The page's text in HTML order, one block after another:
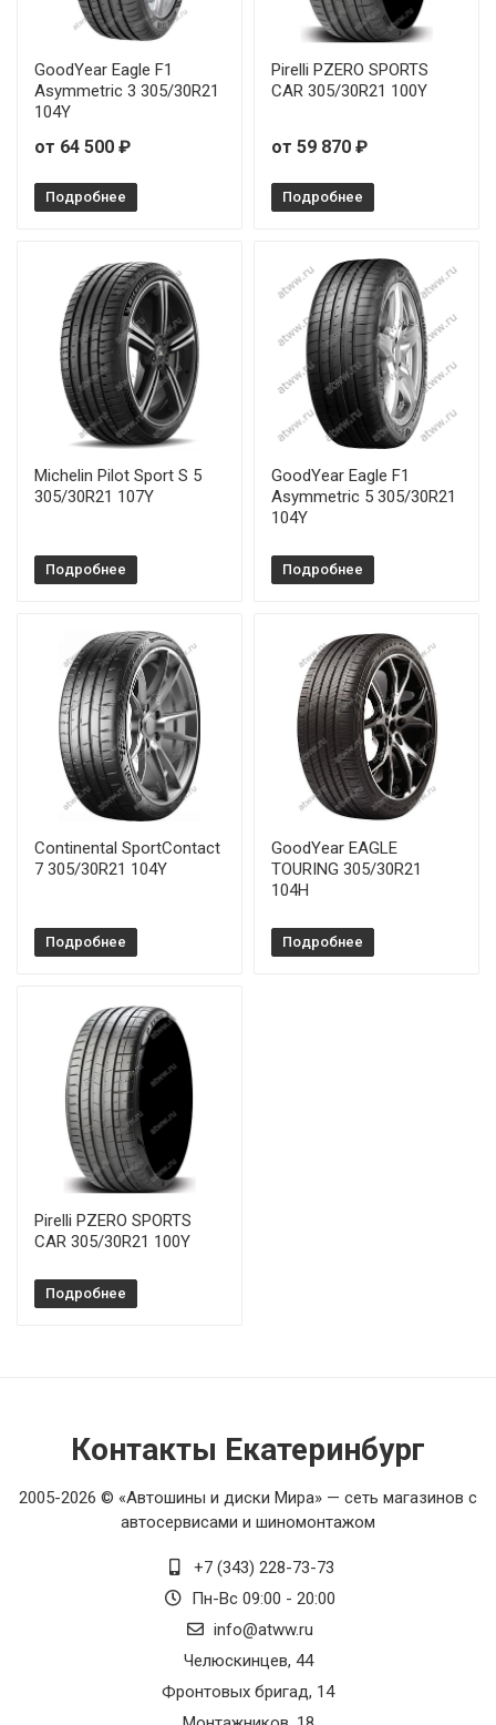
GoodYear Eagle F1
Asymmetric 3 305/30R21
104Y
от 64 500 ₽
Подробнее
Pirelli PZERO SPORTS
CAR 305/30R21 100Y
от 59 870 ₽
Подробнее
Michelin Pilot Sport S 5
305/30R21 107Y
Подробнее
GoodYear Eagle F1
Asymmetric 5 305/30R21
104Y
Подробнее
Continental SportContact
7 305/30R21 104Y
Подробнее
GoodYear EAGLE
TOURING 305/30R21
104H
Подробнее
Pirelli PZERO SPORTS
CAR 305/30R21 100Y
Подробнее
Контакты Екатеринбург
2005-2026 © «Автошины и диски Мира» — сеть магазинов с
автосервисами и шиномонтажом
+7 (343) 228-73-73
Пн-Вс 09:00 - 20:00
info@atww.ru
Челюскинцев, 44
Фронтовых бригад, 14